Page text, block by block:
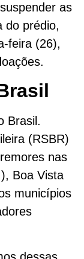
as
do prédio,
feira (26),
Brasil.
(RSBR)
nas
Boa Vista
municípios